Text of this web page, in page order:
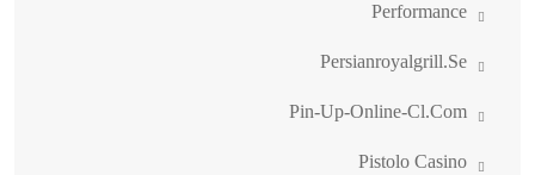
Performance
Persianroyalgrill.se
Pin-Up-Online-Cl.com
Pistolo Casino